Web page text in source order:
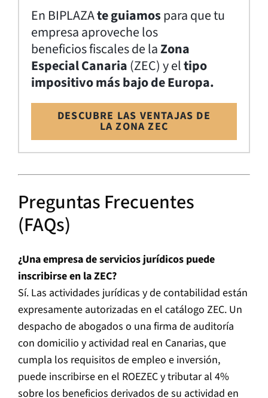
En BIPLAZAte guiamospara que tu
empresa aproveche los
beneficios fiscales de laZona
Especial Canaria(ZEC) y eltipo
impositivo más bajo de Europa.
DESCUBRE LAS VENTAJAS DE
LA ZONA ZEC
Preguntas Frecuentes
(FAQs)
¿Una empresa de servicios jurídicos puede
inscribirse en la ZEC?
Sí. Las actividades jurídicas y de contabilidad están
expresamente autorizadas en el catálogo ZEC. Un
despacho de abogados o una firma de auditoría
con domicilio y actividad real en Canarias, que
cumpla los requisitos de empleo e inversión,
puede inscribirse en el ROEZEC y tributar al 4%
sobre los beneficios derivados de su actividad en